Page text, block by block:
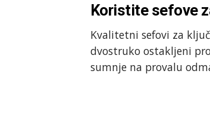
Koristite sefove
Kvalitetni sefovi za
dvostruko ostakljeni
sumnje na provalu